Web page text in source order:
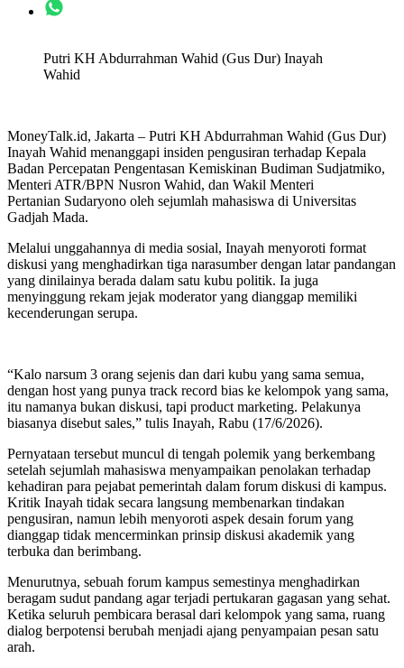
Putri KH Abdurrahman Wahid (Gus Dur) Inayah
Wahid
MoneyTalk.id, Jakarta – Putri KH Abdurrahman Wahid (Gus Dur)
Inayah Wahid menanggapi insiden pengusiran terhadap Kepala
Badan Percepatan Pengentasan Kemiskinan Budiman Sudjatmiko,
Menteri ATR/BPN Nusron Wahid, dan Wakil Menteri
Pertanian Sudaryono oleh sejumlah mahasiswa di Universitas
Gadjah Mada.
Melalui unggahannya di media sosial, Inayah menyoroti format
diskusi yang menghadirkan tiga narasumber dengan latar pandangan
yang dinilainya berada dalam satu kubu politik. Ia juga
menyinggung rekam jejak moderator yang dianggap memiliki
kecenderungan serupa.
“Kalo narsum 3 orang sejenis dan dari kubu yang sama semua,
dengan host yang punya track record bias ke kelompok yang sama,
itu namanya bukan diskusi, tapi product marketing. Pelakunya
biasanya disebut sales,” tulis Inayah, Rabu (17/6/2026).
Pernyataan tersebut muncul di tengah polemik yang berkembang
setelah sejumlah mahasiswa menyampaikan penolakan terhadap
kehadiran para pejabat pemerintah dalam forum diskusi di kampus.
Kritik Inayah tidak secara langsung membenarkan tindakan
pengusiran, namun lebih menyoroti aspek desain forum yang
dianggap tidak mencerminkan prinsip diskusi akademik yang
terbuka dan berimbang.
Menurutnya, sebuah forum kampus semestinya menghadirkan
beragam sudut pandang agar terjadi pertukaran gagasan yang sehat.
Ketika seluruh pembicara berasal dari kelompok yang sama, ruang
dialog berpotensi berubah menjadi ajang penyampaian pesan satu
arah.